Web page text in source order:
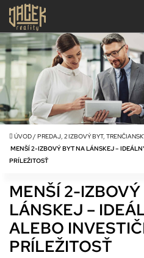
ÚVOD/ PREDAJ, 2 IZBOVÝ BYT,
MENŠÍ 2-IZBOVÝ BYT NA LÁNSKEJ –
PRÍLEŽITOSŤ
MENŠÍ 2-
LÁNSKEJ –
ALEBO
PRÍLEŽITOSŤ